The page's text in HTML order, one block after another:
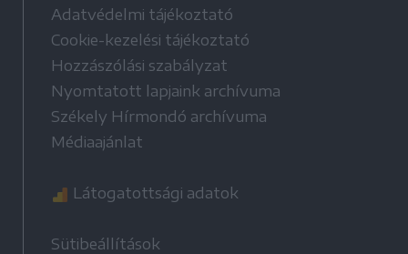
Adatvédelmi tájékoztató
Cookie-kezelési tájékoztató
Hozzászólási szabályzat
Nyomtatott lapjaink archívuma
Székely Hírmondó archívuma
Médiaajánlat
Látogatottsági adatok
Sütibeállítások